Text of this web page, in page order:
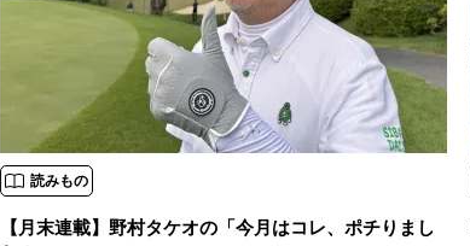
読みもの
【月末連載】野村タケオの「今月はコレ、ポチりまし